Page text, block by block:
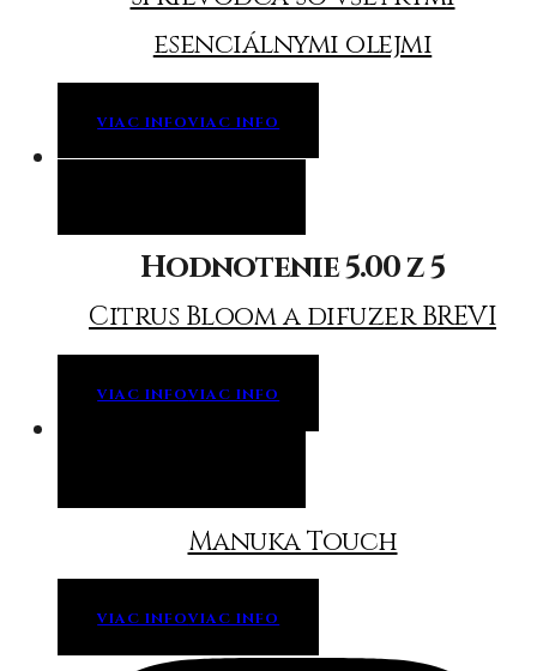
esenciálnymi olejmi
VIAC INFOVIAC INFO
Hodnotenie5.00z 5
Citrus Bloom a difuzer BREVI
VIAC INFOVIAC INFO
Manuka Touch
VIAC INFOVIAC INFO